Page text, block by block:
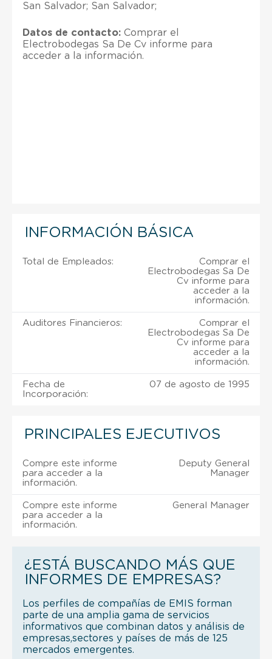
San Salvador; San Salvador;
Datos de contacto: Comprar el
Electrobodegas Sa De Cv informe para
acceder a la información.
INFORMACIÓN BÁSICA
Total de Empleados:
Comprar el
Electrobodegas Sa De
Cv informe para
acceder a la
información.
Auditores Financieros:
Comprar el
Electrobodegas Sa De
Cv informe para
acceder a la
información.
Fecha de
Incorporación:
07 de agosto de 1995
PRINCIPALES EJECUTIVOS
Compre este informe
para acceder a la
información.
Deputy General
Manager
Compre este informe
para acceder a la
información.
General Manager
¿ESTÁ BUSCANDO MÁS QUE
INFORMES DE EMPRESAS?
Los perfiles de compañías de EMIS forman
parte de una amplia gama de servicios
informativos que combinan datos y análisis de
empresas,sectores y países de más de 125
mercados emergentes.